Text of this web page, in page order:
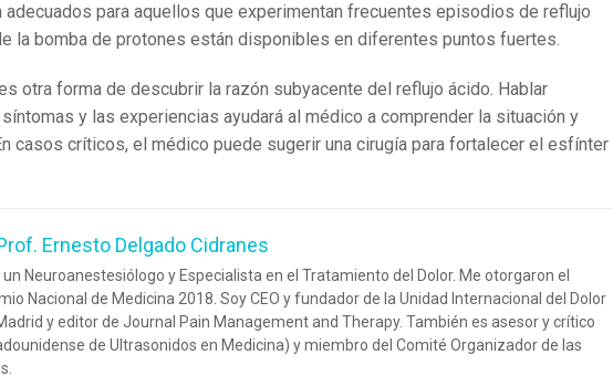
para aquellos que experimentan frecuentes episodios de reflujo
la bomba de protones están disponibles en diferentes puntos fuertes.
otra forma de descubrir la razón subyacente del reflujo ácido. Hablar
y las experiencias ayudará al médico a comprender la situación y
casos críticos, el médico puede sugerir una cirugía para fortalecer el esfínter
Ernesto Delgado Cidranes
un Neuroanestesiólogo y Especialista en el Tratamiento del Dolor. Me otorgaron el
Nacional de Medicina 2018. Soy CEO y fundador de la Unidad Internacional del Dolor
y editor de Journal Pain Management and Therapy. También es asesor y crítico
de Ultrasonidos en Medicina) y miembro del Comité Organizador de las